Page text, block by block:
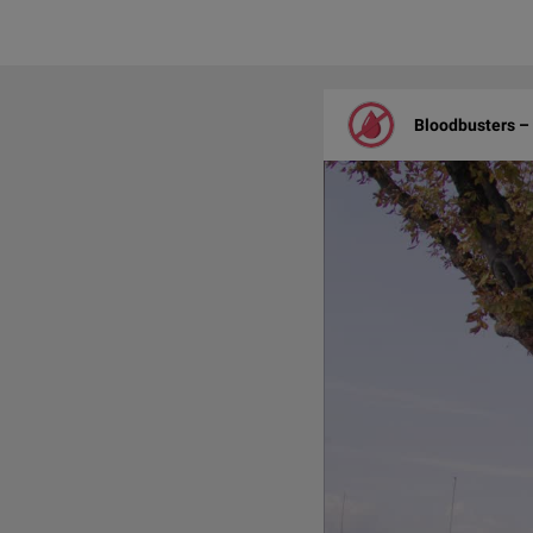
Bloodbusters